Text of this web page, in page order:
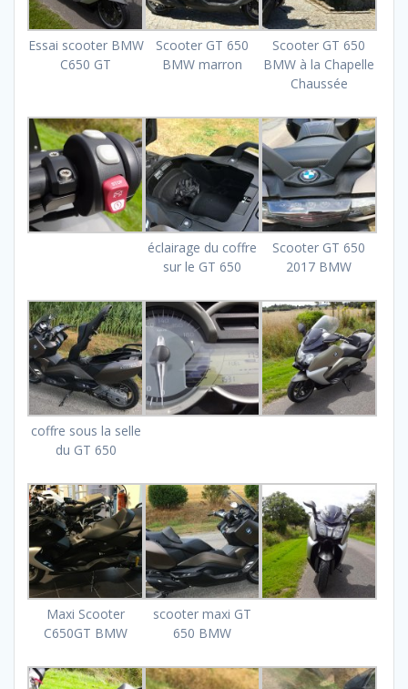
Essai scooter BMW
C650 GT
Scooter GT 650
BMW marron
Scooter GT 650
BMW à la Chapelle
Chaussée
éclairage du coffre
sur le GT 650
Scooter GT 650
2017 BMW
coffre sous la selle
du GT 650
Maxi Scooter
C650GT BMW
scooter maxi GT
650 BMW